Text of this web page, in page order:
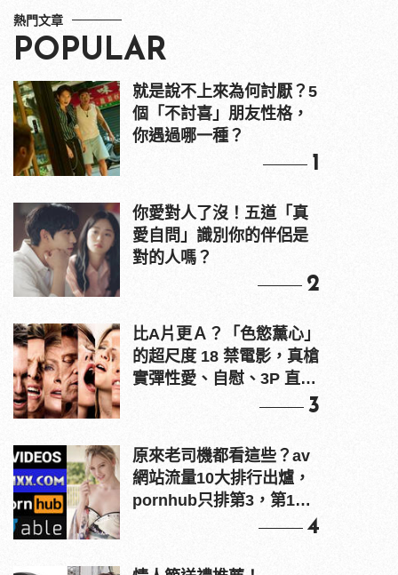
熱門文章
POPULAR
就是說不上來為何討厭？5
個「不討喜」朋友性格，
你遇過哪一種？
1
你愛對人了沒！五道「真
愛自問」識別你的伴侶是
對的人嗎？
2
比A片更Ａ？「色慾薰心」
的超尺度 18 禁電影，真槍
實彈性愛、自慰、3P 直接
3
原來老司機都看這些？av
網站流量10大排行出爐，
pornhub只排第3，第1名
4